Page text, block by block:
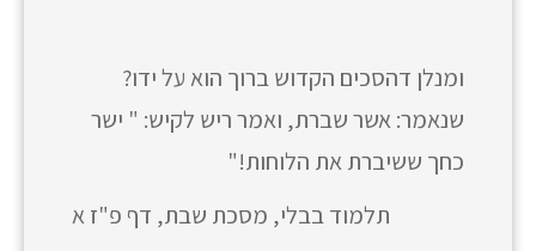
ומנלן דהסכים הקדוש ברוך הוא על ידו?
שנאמר: אשר שברת, ואמר ריש לקיש: " ישר
כחך ששיברת את הלוחות!"
תלמוד בבלי, מסכת שבת, דף פ"ז א